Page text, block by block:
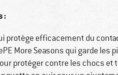
:
protège efficacement du
More Seasons qui garde
protéger contre les chocs et